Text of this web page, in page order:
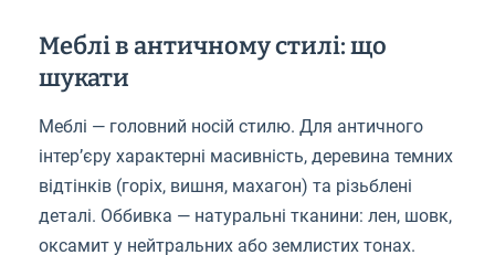
Меблі в античному стилі: що
шукати
Меблі — головний носій стилю. Для античного
інтер’єру характерні масивність, деревина темних
відтінків (горіх, вишня, махагон) та різьблені
деталі. Оббивка — натуральні тканини: лен, шовк,
оксамит у нейтральних або землистих тонах.